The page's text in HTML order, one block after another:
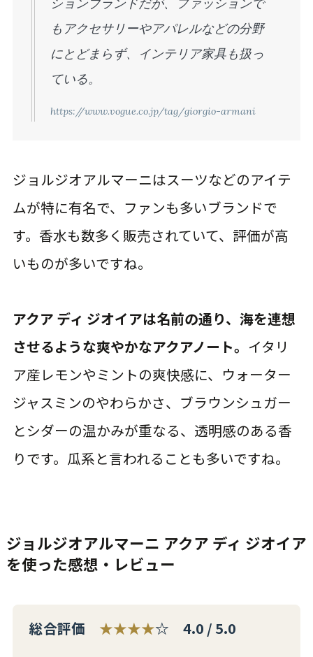
もアクセサリーやアパレルなどの分野
にとどまらず、インテリア家具も扱っ
ている。
https://www.vogue.co.jp/tag/giorgio-armani
ジョルジオアルマーニはスーツなどのアイテ
ムが特に有名で、ファンも多いブランドで
す。香水も数多く販売されていて、評価が高
いものが多いですね。
アクア ディ ジオイアは名前の通り、海を連想
させるような爽やかなアクアノート。 イタリ
ア産レモンやミントの爽快感に、ウォーター
ジャスミンのやわらかさ、ブラウンシュガー
とシダーの温かみが重なる、透明感のある香
りです。瓜系と言われることも多いですね。
ジョルジオアルマーニ アクア ディ ジオイア
を使った感想・レビュー
総合評価 ★★★★☆ 4.0 / 5.0